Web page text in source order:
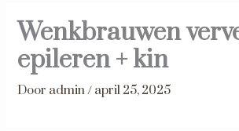
Wenkbrauwen
epileren + kin
Door admin/ april 25, 2025